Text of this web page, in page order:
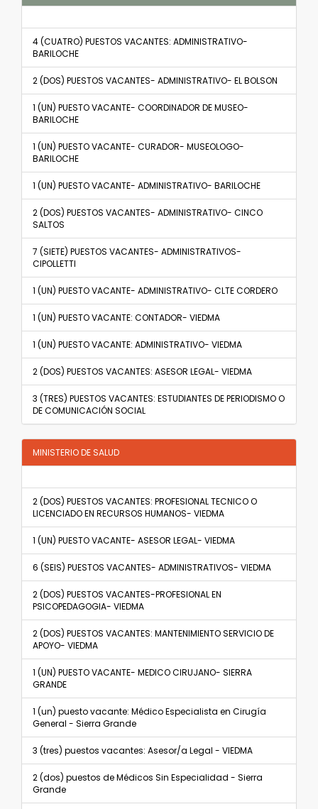
4 (CUATRO) PUESTOS VACANTES: ADMINISTRATIVO-
BARILOCHE
2 (DOS) PUESTOS VACANTES- ADMINISTRATIVO- EL BOLSON
1 (UN) PUESTO VACANTE- COORDINADOR DE MUSEO-
BARILOCHE
1 (UN) PUESTO VACANTE- CURADOR- MUSEOLOGO-
BARILOCHE
1 (UN) PUESTO VACANTE- ADMINISTRATIVO- BARILOCHE
2 (DOS) PUESTOS VACANTES- ADMINISTRATIVO- CINCO
SALTOS
7 (SIETE) PUESTOS VACANTES- ADMINISTRATIVOS-
CIPOLLETTI
1 (UN) PUESTO VACANTE- ADMINISTRATIVO- CLTE CORDERO
1 (UN) PUESTO VACANTE: CONTADOR- VIEDMA
1 (UN) PUESTO VACANTE: ADMINISTRATIVO- VIEDMA
2 (DOS) PUESTOS VACANTES: ASESOR LEGAL- VIEDMA
3 (TRES) PUESTOS VACANTES: ESTUDIANTES DE PERIODISMO O
DE COMUNICACIÓN SOCIAL
MINISTERIO DE SALUD
2 (DOS) PUESTOS VACANTES: PROFESIONAL TECNICO O
LICENCIADO EN RECURSOS HUMANOS- VIEDMA
1 (UN) PUESTO VACANTE- ASESOR LEGAL- VIEDMA
6 (SEIS) PUESTOS VACANTES- ADMINISTRATIVOS- VIEDMA
2 (DOS) PUESTOS VACANTES-PROFESIONAL EN
PSICOPEDAGOGIA- VIEDMA
2 (DOS) PUESTOS VACANTES: MANTENIMIENTO SERVICIO DE
APOYO- VIEDMA
1 (UN) PUESTO VACANTE- MEDICO CIRUJANO- SIERRA
GRANDE
1 (un) puesto vacante: Médico Especialista en Cirugía
General - Sierra Grande
3 (tres) puestos vacantes: Asesor/a Legal - VIEDMA
2 (dos) puestos de Médicos Sin Especialidad - Sierra
Grande